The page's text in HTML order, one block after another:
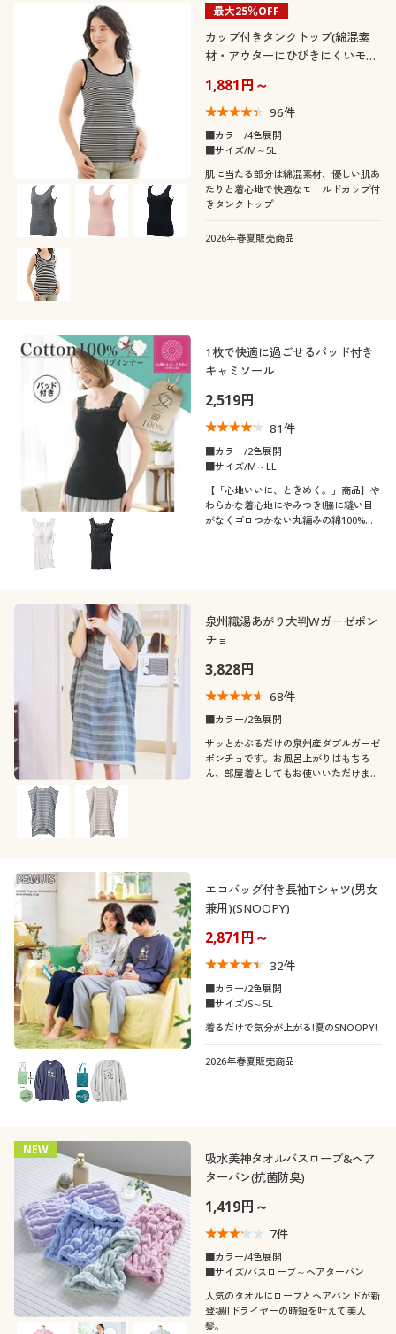
ます。
最大25％OFF
カップ付きタンクトップ(綿混素
材・アウターにひびきにくいモー
1,881円～
96件
■カラー/4色展開
■サイズ/M～5L
肌に当たる部分は綿混素材、優しい肌あ
たりと着心地で快適なモールドカップ付
きタンクトップ
2026年春夏販売商品
1枚で快適に過ごせるパッド付き
キャミソール
2,519円
81件
■カラー/2色展開
■サイズ/M～LL
【「心地いいに、ときめく。」商品】や
わらかな着心地にやみつき!脇に縫い目
がなくゴロつかない丸編みの綿100%リ
泉州織湯あがり大判Wガーゼポン
チョ
3,828円
68件
■カラー/2色展開
サッとかぶるだけの泉州産ダブルガーゼ
ポンチョです。お風呂上がりはもちろ
ん、部屋着としてもお使いいただけま
エコバッグ付き長袖Tシャツ(男女
兼用)(SNOOPY)
2,871円～
32件
■カラー/2色展開
■サイズ/S～5L
着るだけで気分が上がる!夏のSNOOPY!
2026年春夏販売商品
NEW
吸水美神タオルバスローブ&ヘア
ターバン(抗菌防臭)
1,419円～
7件
■カラー/4色展開
■サイズ/バスローブ～ヘアターバン
人気のタオルにローブとヘアバンドが新
登場!!ドライヤーの時短を叶えて美人
髪。